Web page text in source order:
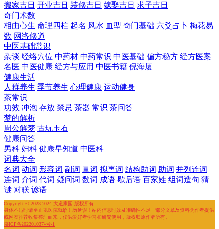
搬家吉日 开业吉日 装修吉日 嫁娶吉日 求子吉日
奇门术数
相由心生 命理四柱 起名 风水 血型 奇门基础 六爻占卜 梅花易
数 网络修道
中医基础常识
杂谈 经络穴位 中药材 中药常识 中医基础 偏方秘方 经方医案
名医 中医健康 经方与应用 中医书籍 倪海厦
健康生活
人群养生 季节养生 心理健康 运动健身
茶常识
功效 冲泡 存放 禁忌 茶器 常识 茶问答
梦的解析
周公解梦 古玩玉石
健康问答
男科 妇科 健康早知道 中医科
词典大全
名词 动词 形容词 副词 量词 拟声词 结构助词 助词 并列连词
连词 介词 代词 疑问词 数词 成语 歇后语 百家姓 组词造句 猜
谜 对联 谚语
Copyright © 2023-2024 大道家园 版权所有
身体不适时请至正规医院就诊！勿延误！站内信息时效及准确性不足！部分文章及资料为作者提供
或网友推荐收集整理而来，仅供爱好者学习和研究使用，版权归原作者所有。
陕ICP备2022010374号-1